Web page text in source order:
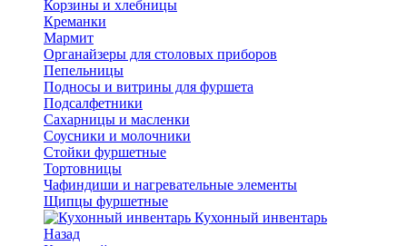
Корзины и хлебницы
Креманки
Мармит
Органайзеры для столовых приборов
Пепельницы
Подносы и витрины для фуршета
Подсалфетники
Сахарницы и масленки
Соусники и молочники
Стойки фуршетные
Тортовницы
Чафиндиши и нагревательные элементы
Щипцы фуршетные
Кухонный инвентарь
Назад